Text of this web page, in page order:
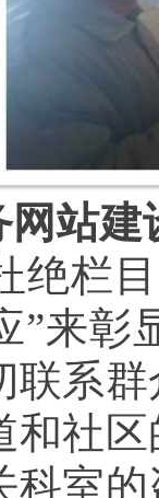
站建
绝栏
”来彰
联系
和社
科室